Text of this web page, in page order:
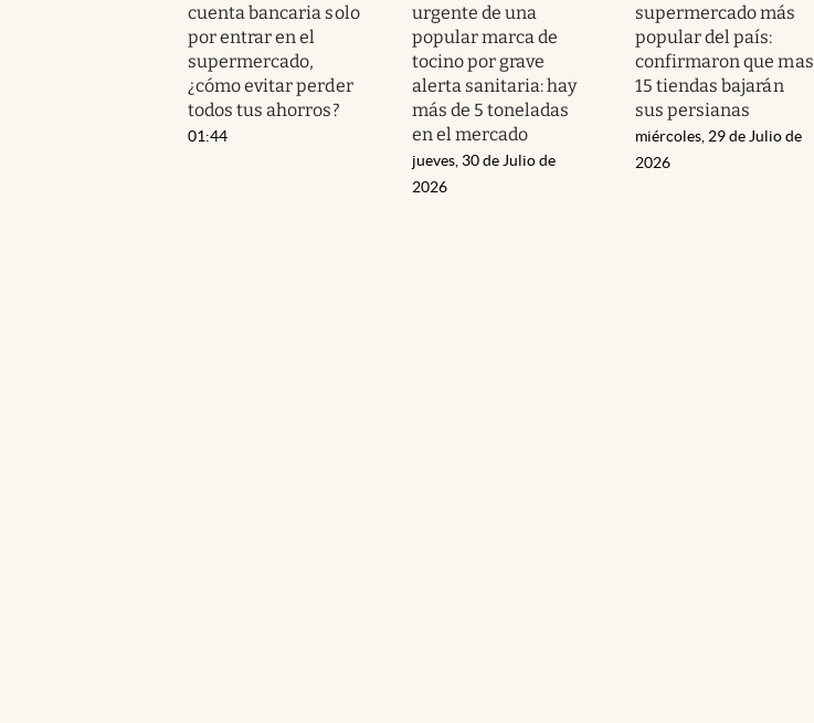
cuenta bancaria solo
por entrar en el
supermercado,
¿cómo evitar perder
todos tus ahorros?
01:44
urgente de una
popular marca de
tocino por grave
alerta sanitaria: hay
más de 5 toneladas
en el mercado
jueves, 30 de Julio de
2026
supermercado más
popular del país:
confirmaron que mas
15 tiendas bajarán
sus persianas
miércoles, 29 de Julio de
2026